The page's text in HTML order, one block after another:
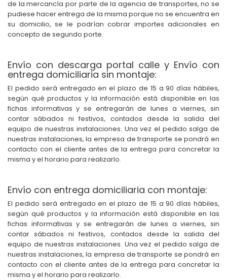
de la mercancía por parte de la agencia de transportes, no se
pudiese hacer entrega de la misma porque no se encuentra en
su domicilio, se le podrían cobrar importes adicionales en
concepto de segundo porte.
Envío con descarga portal calle y Envío con
entrega domiciliaria sin montaje:
El pedido será entregado en el plazo de 15 a 90 días hábiles,
según qué productos y la información está disponible en las
fichas informativas y se entregarán de lunes a viernes, sin
contar sábados ni festivos, contados desde la salida del
equipo de nuestras instalaciones. Una vez el pedido salga de
nuestras instalaciones, la empresa de transporte se pondrá en
contacto con el cliente antes de la entrega para concretar la
misma y el horario para realizarlo.
Envío con entrega domiciliaria con montaje:
El pedido será entregado en el plazo de 15 a 90 días hábiles,
según qué productos y la información está disponible en las
fichas informativas y se entregarán de lunes a viernes, sin
contar sábados ni festivos, contados desde la salida del
equipo de nuestras instalaciones. Una vez el pedido salga de
nuestras instalaciones, la empresa de transporte se pondrá en
contacto con el cliente antes de la entrega para concretar la
misma y el horario para realizarlo.